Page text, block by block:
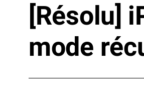
[Résolu]
mode